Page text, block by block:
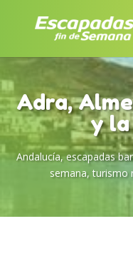
Adra,
y
Andalucía,escapadas
semana,turismo